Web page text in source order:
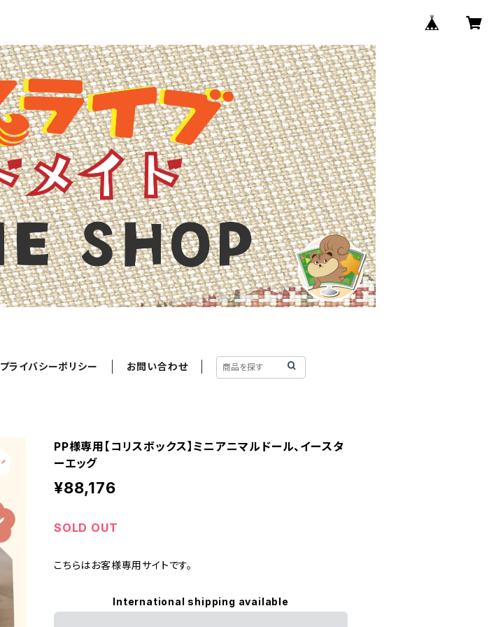
プライバシーポリシー お問い合わせ
PP様専用【コリスボックス】ミニアニマルドール、イースタ
ーエッグ
¥88,176
SOLD OUT
こちらはお客様専用サイトです。
International shipping available